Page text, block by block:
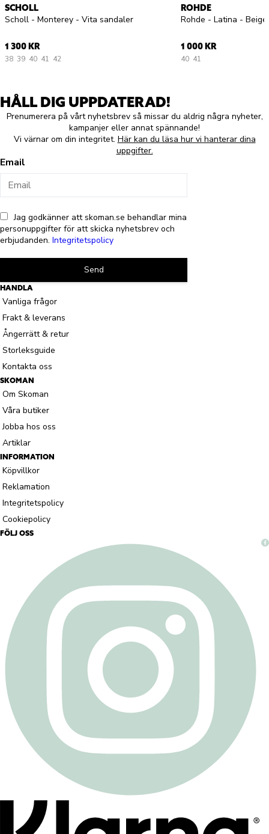
SCHOLL
Scholl - Monterey - Vita sandaler
1 300 KR
38 39 40 41 42
ROHDE
Rohde - Latina -
1 000 KR
40 41
HÅLL DIG UPPDATERAD!
Prenumerera på vårt nyhetsbrev så missar du aldrig några nyheter,
kampanjer eller annat spännande!
Vi värnar om din integritet. Här kan du läsa hur vi hanterar dina
uppgifter.
Email
Jag godkänner att skoman.se behandlar mina
personuppgifter för att skicka nyhetsbrev och
erbjudanden. Integritetspolicy
Send
HANDLA
Vanliga frågor
Frakt & leverans
Ångerrätt & retur
Storleksguide
Kontakta oss
SKOMAN
Om Skoman
Våra butiker
Jobba hos oss
Artiklar
INFORMATION
Köpvillkor
Reklamation
Integritetspolicy
Cookiepolicy
FÖLJ OSS